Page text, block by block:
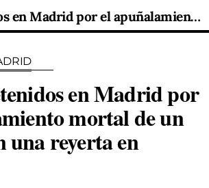
Cuatro detenidos en Madrid por el apuñalamiento mortal de un hombre en una reyerta en Latina
en Madrid por
mortal de un
una reyerta en